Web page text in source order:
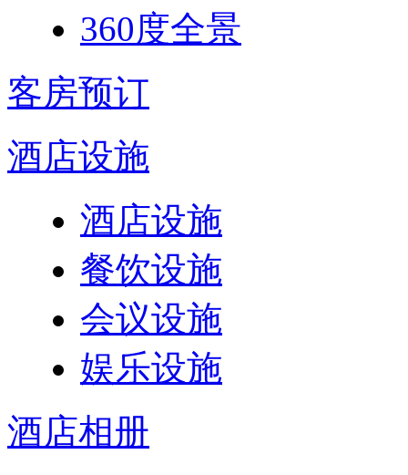
360度全景
客房预订
酒店设施
酒店设施
餐饮设施
会议设施
娱乐设施
酒店相册